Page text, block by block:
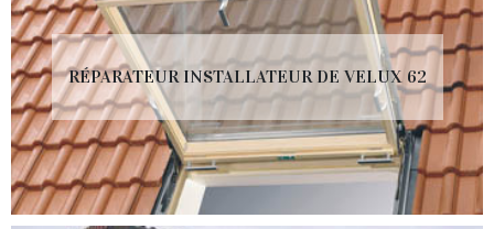
RÉPARATEUR INSTALLATEUR DE VELUX 62